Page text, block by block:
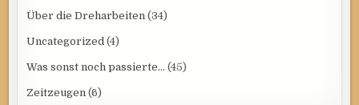
Über die Dreharbeiten (34)
Uncategorized (4)
Was sonst noch passierte… (45)
Zeitzeugen (6)